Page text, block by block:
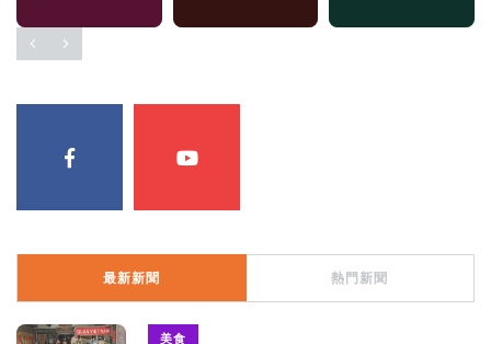
最新新聞 熱門新聞
美食